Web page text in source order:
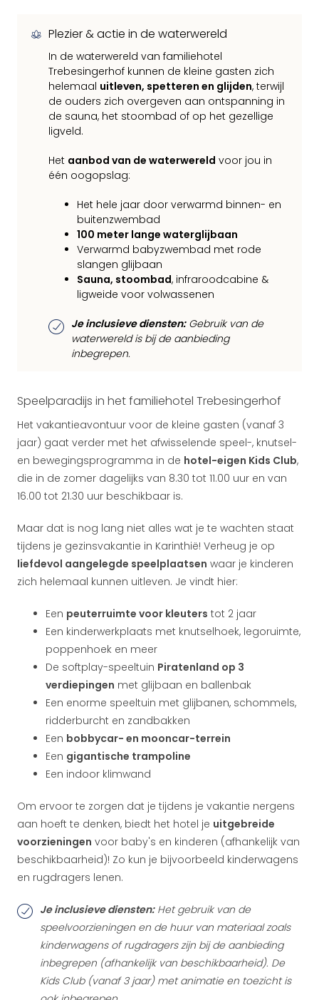
Plezier & actie in de waterwereld
In de waterwereld van familiehotel
Trebesingerhof kunnen de kleine gasten zich
helemaal uitleven, spetteren en glijden, terwijl
de ouders zich overgeven aan ontspanning in
de sauna, het stoombad of op het gezellige
ligveld.
Het aanbod van de waterwereld voor jou in
één oogopslag:
Het hele jaar door verwarmd binnen- en
buitenzwembad
100 meter lange waterglijbaan
Verwarmd babyzwembad met rode
slangen glijbaan
Sauna, stoombad, infraroodcabine &
ligweide voor volwassenen
Je inclusieve diensten:Gebruik van de
waterwereld is bij de aanbieding
inbegrepen.
Speelparadijs in het familiehotel Trebesingerhof
Het vakantieavontuur voor de kleine gasten (vanaf 3
jaar) gaat verder met het afwisselende speel-, knutsel-
en bewegingsprogramma in de hotel-eigen Kids Club,
die in de zomer dagelijks van 8.30 tot 11.00 uur en van
16.00 tot 21.30 uur beschikbaar is.
Maar dat is nog lang niet alles wat je te wachten staat
tijdens je gezinsvakantie in Karinthië! Verheug je op
liefdevol aangelegde speelplaatsen waar je kinderen
zich helemaal kunnen uitleven. Je vindt hier:
Een peuterruimte voor kleuters tot 2 jaar
Een kinderwerkplaats met knutselhoek, legoruimte,
poppenhoek en meer
De softplay-speeltuin Piratenland op 3
verdiepingen met glijbaan en ballenbak
Een enorme speeltuin met glijbanen, schommels,
ridderburcht en zandbakken
Een bobbycar- en mooncar-terrein
Een gigantische trampoline
Een indoor klimwand
Om ervoor te zorgen dat je tijdens je vakantie nergens
aan hoeft te denken, biedt het hotel je uitgebreide
voorzieningen voor baby's en kinderen (afhankelijk van
beschikbaarheid)! Zo kun je bijvoorbeeld kinderwagens
en rugdragers lenen.
Je inclusieve diensten:Het gebruik van de
speelvoorzieningen en de huur van materiaal zoals
kinderwagens of rugdragers zijn bij de aanbieding
inbegrepen (afhankelijk van beschikbaarheid). De
Kids Club (vanaf 3 jaar) met animatie en toezicht is